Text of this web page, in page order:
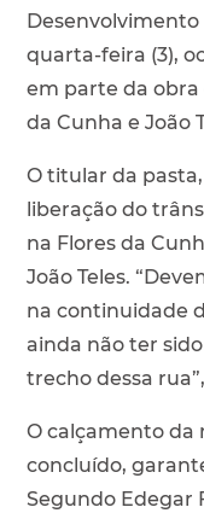
quarta-feira (3),
em parte da obra
da Cunha e João
O titular da
liberação do
na Flores da
João Teles.
na continuidade
ainda não ter
trecho dessa
O calçamento da
concluído,
Segundo Edegar